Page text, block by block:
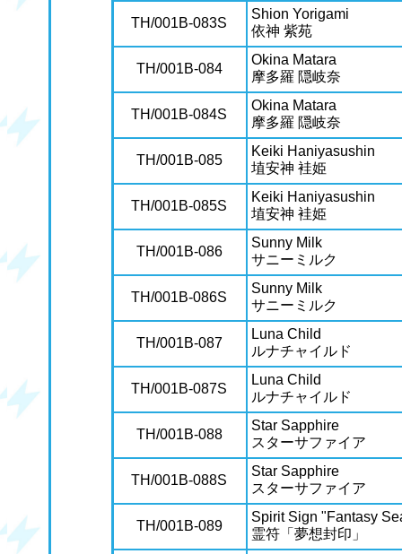
TH/001B-083S
Shion Yorigami
依神 紫苑
TH/001B-084
Okina Matara
摩多羅 隠岐奈
TH/001B-084S
Okina Matara
摩多羅 隠岐奈
TH/001B-085
Keiki Haniyasushin
埴安神 袿姫
TH/001B-085S
Keiki Haniyasushin
埴安神 袿姫
TH/001B-086
Sunny Milk
サニーミルク
TH/001B-086S
Sunny Milk
サニーミルク
TH/001B-087
Luna Child
ルナチャイルド
TH/001B-087S
Luna Child
ルナチャイルド
TH/001B-088
Star Sapphire
スターサファイア
TH/001B-088S
Star Sapphire
スターサファイア
TH/001B-089
Spirit Sign "Fantasy
霊符「夢想封印」